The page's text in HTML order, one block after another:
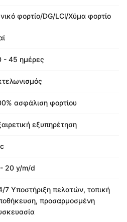
φορτίο/DG/LCl/Χύμα φορτίο
- 45 ημέρες
ασφάλιση φορτίου
εξυπηρέτηση
20 y/m/d
7 Υποστήριξη πελατών, τοπική
προσαρμοσμένη